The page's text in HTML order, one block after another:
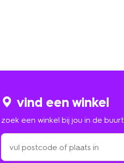
vind een winkel
zoek een winkel bij jou in de buurt
zoek
een
winkel